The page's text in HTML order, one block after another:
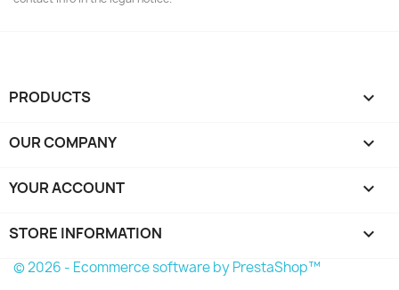
PRODUCTS 
OUR COMPANY 
YOUR ACCOUNT 
STORE INFORMATION keyboard_arrow_down
© 2026 - Ecommerce software by PrestaShop™